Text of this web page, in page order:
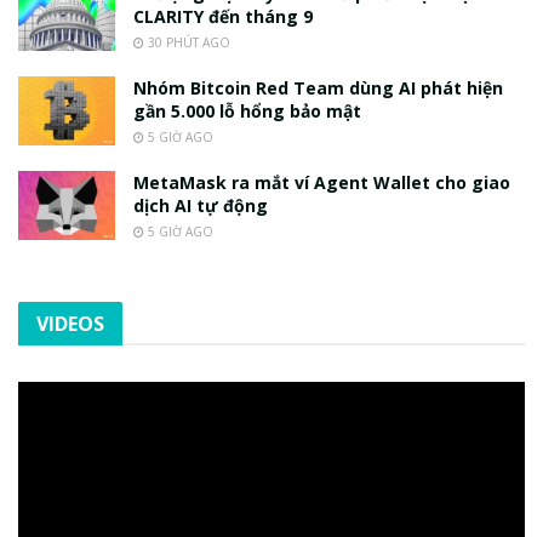
CLARITY đến tháng 9
30 PHÚT AGO
Nhóm Bitcoin Red Team dùng AI phát hiện
gần 5.000 lỗ hổng bảo mật
5 GIỜ AGO
MetaMask ra mắt ví Agent Wallet cho giao
dịch AI tự động
5 GIỜ AGO
VIDEOS